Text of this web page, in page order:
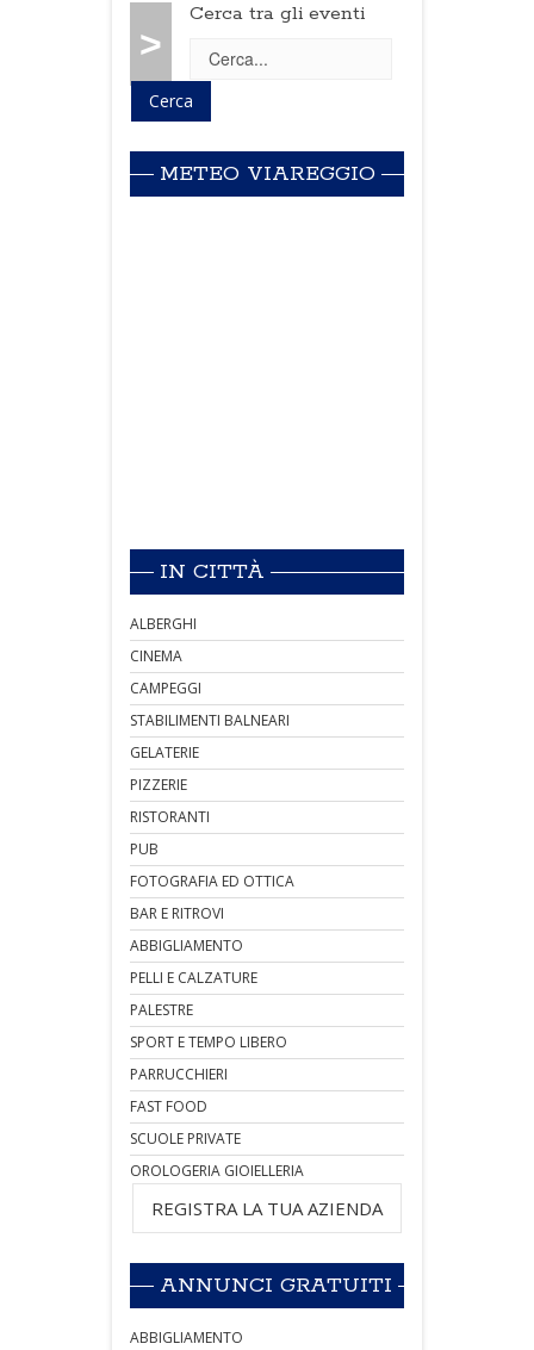
>
Cerca tra gli eventi
METEO VIAREGGIO
IN CITTÀ
ALBERGHI
CINEMA
CAMPEGGI
STABILIMENTI BALNEARI
GELATERIE
PIZZERIE
RISTORANTI
PUB
FOTOGRAFIA ED OTTICA
BAR E RITROVI
ABBIGLIAMENTO
PELLI E CALZATURE
PALESTRE
SPORT E TEMPO LIBERO
PARRUCCHIERI
FAST FOOD
SCUOLE PRIVATE
OROLOGERIA GIOIELLERIA
REGISTRA LA TUA AZIENDA
ANNUNCI GRATUITI
ABBIGLIAMENTO